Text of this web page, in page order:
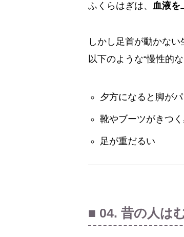
ふくらはぎは、 血液を
しかし足首が動かない
以下のような“慢性的
夕方になると脚が
靴やブーツがきつ
足が重だるい
■ 04. 昔の人は